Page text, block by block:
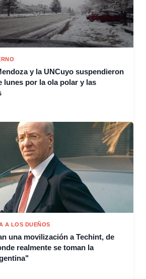
y la UNCuyo suspendieron
lunes por la ola polar y las
A LOS DUEÑOS
una movilización a Techint, de
realmente se toman la